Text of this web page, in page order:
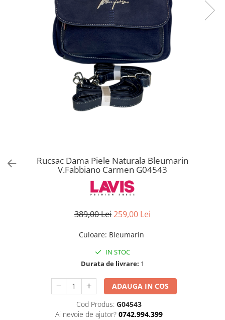
Rucsac Dama Piele Naturala Bleumarin
V.Fabbiano Carmen G04543
389,00 Lei259,00 Lei
Culoare: Bleumarin
IN STOC
Durata de livrare: 1
ADAUGA IN COS
Cod Produs: G04543
Ai nevoie de ajutor? 0742.994.399